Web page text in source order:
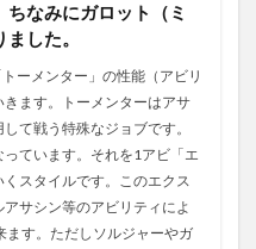
なみにガロット（ミ
した。
ーメンター」の性能（アビリ
ます。トーメンターはアサ
て戦う特殊なジョブです。
ています。それを1アビ「エ
スタイルです。このエクス
サシン等のアビリティによ
ます。ただしソルジャーやガ